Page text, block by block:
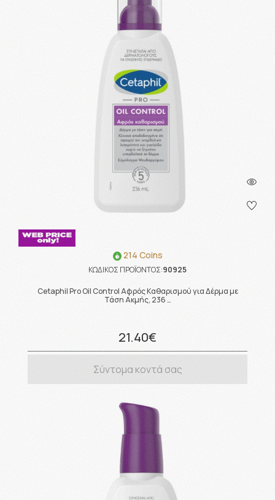
214 Coins
ΚΩΔΙΚΟΣ ΠΡΟΪΟΝΤΟΣ:90925
Cetaphil Pro Oil Control Αφρός Καθαρισμού για Δέρμα με
Τάση Ακμής, 236 …
21.40€
Σύντομα κοντά σας